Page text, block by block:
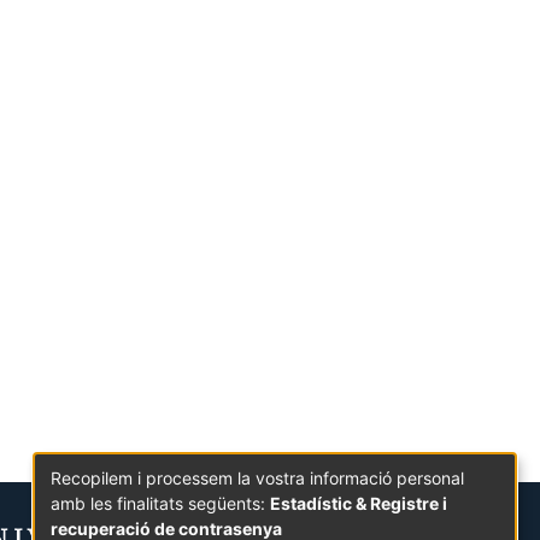
Recopilem i processem la vostra informació personal
amb les finalitats següents: Estadístic & Registre i
recuperació de contrasenya